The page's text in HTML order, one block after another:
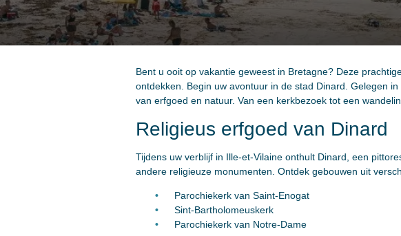
Bent u ooit op vakantie geweest in Bretagne? Deze
ontdekken. Begin uw avontuur in de stad Dinard. Gelegen
van erfgoed en natuur. Van een kerkbezoek tot een
Religieus erfgoed van Dinard
Tijdens uw verblijf in Ille-et-Vilaine onthult Dinard, een
andere religieuze monumenten. Ontdek gebouwen uit
Parochiekerk van Saint-Enogat
Sint-Bartholomeuskerk
Parochiekerk van Notre-Dame